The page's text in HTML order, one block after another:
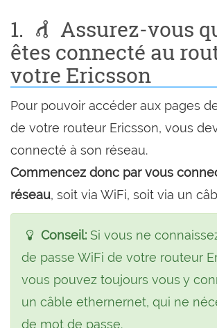
1.
Assurez-vous
êtes connecté au
votre Ericsson
Pour pouvoir accéder aux pages
de votre routeur Ericsson, vous
connecté à son réseau.
Commencez donc par vous
réseau, soit via WiFi, soit via un
Conseil: Si vous ne
de passe WiFi de votre routeur
vous pouvez toujours vous y
un câble ethernernet, qui ne
de mot de passe.